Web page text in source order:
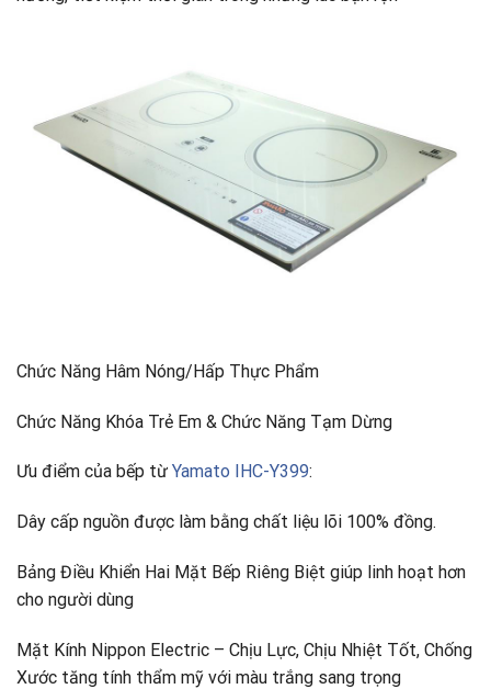
Chức Năng Hâm Nóng/Hấp Thực Phẩm
Chức Năng Khóa Trẻ Em & Chức Năng Tạm Dừng
Ưu điểm của bếp từ Yamato IHC-Y399:
Dây cấp nguồn được làm bằng chất liệu lõi 100% đồng.
Bảng Điều Khiển Hai Mặt Bếp Riêng Biệt giúp linh hoạt hơn
cho người dùng
Mặt Kính Nippon Electric – Chịu Lực, Chịu Nhiệt Tốt, Chống
Xước tăng tính thẩm mỹ với màu trắng sang trọng